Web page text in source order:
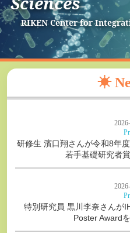
RIKEN Center for
☀︎
研修生 濱口翔さんが令和8年
若手基礎研究者
特別研究員 黒川李奈さんが
Poster Award